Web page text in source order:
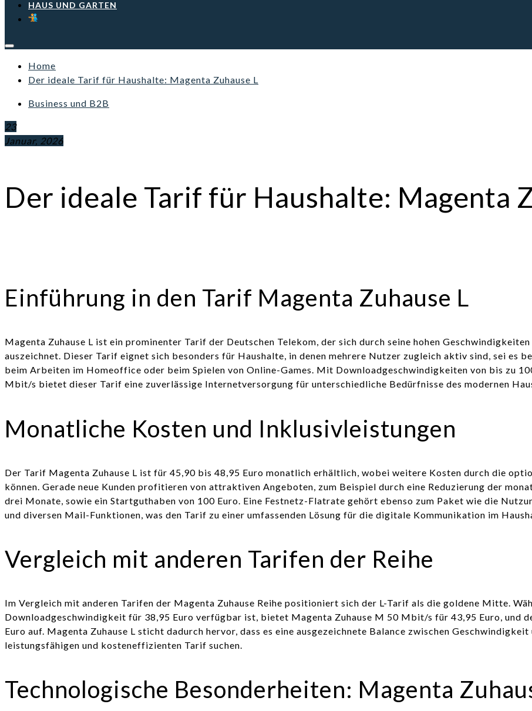
HAUS UND GARTEN
Home
Der ideale Tarif für Haushalte: Magenta Zuhause L
Business und B2B
23
Januar, 2026
Der ideale Tarif für Haushalte: Magenta
Einführung in den Tarif Magenta Zuhause L
Magenta Zuhause L ist ein prominenter Tarif der Deutschen Telekom, der sich durch seine hohen
auszeichnet. Dieser Tarif eignet sich besonders für Haushalte, in denen mehrere Nutzer zugleich aktiv sind, sei es
beim Arbeiten im Homeoffice oder beim Spielen von Online-Games. Mit Downloadgeschwindigkeiten von bis zu
Mbit/s bietet dieser Tarif eine zuverlässige Internetversorgung für unterschiedliche Bedürfnisse des modernen
Monatliche Kosten und Inklusivleistungen
Der Tarif Magenta Zuhause L ist für 45,90 bis 48,95 Euro monatlich erhältlich, wobei weitere Kosten durch die
können. Gerade neue Kunden profitieren von attraktiven Angeboten, zum Beispiel durch eine Reduzierung der
drei Monate, sowie ein Startguthaben von 100 Euro. Eine Festnetz-Flatrate gehört ebenso zum Paket wie die
und diversen Mail-Funktionen, was den Tarif zu einer umfassenden Lösung für die digitale Kommunikation im
Vergleich mit anderen Tarifen der Reihe
Im Vergleich mit anderen Tarifen der Magenta Zuhause Reihe positioniert sich der L-Tarif als die goldene Mitte.
Downloadgeschwindigkeit für 38,95 Euro verfügbar ist, bietet Magenta Zuhause M 50 Mbit/s für 43,95 Euro, und
Euro auf. Magenta Zuhause L sticht dadurch hervor, dass es eine ausgezeichnete Balance zwischen
leistungsfähigen und kosteneffizienten Tarif suchen.
Technologische Besonderheiten: Magenta